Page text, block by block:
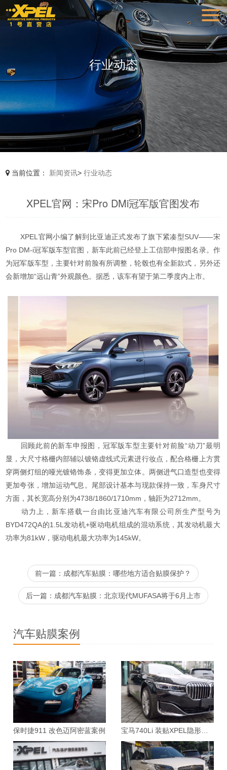
行业动态
当前位置： 新闻资讯>行业动态
XPEL官网：宋Pro DMi冠军版官图发布
XPEL官网小编了解到比亚迪正式发布了旗下紧凑型SUV——宋
Pro DM-i冠军版车型官图，新车此前已经登上工信部申报图名录。作
为冠军版车型，主要针对前脸有所调整，轮毂也有全新款式，另外还
会新增加“远山青”外观颜色。据悉，该车有望于第二季度内上市。
回顾此前的新车申报图，冠军版车型主要针对前脸“动刀”最明
显，大尺寸格栅内部辅以镀铬虚线式元素进行妆点，配合格栅上方贯
穿两侧灯组的哑光镀铬饰条，变得更加立体。两侧进气口造型也变得
更加夸张，增加运动气息。尾部设计基本与现款保持一致，车身尺寸
方面，其长宽高分别为4738/1860/1710mm，轴距为2712mm。
动力上，新车搭载一台由比亚迪汽车有限公司所生产型号为
BYD472QA的1.5L发动机+驱动电机组成的混动系统，其发动机最大
功率为81kW，驱动电机最大功率为145kW。
前一篇：成都汽车贴膜：哪些地方适合贴膜保护？
后一篇：成都汽车贴膜：北京现代MUFASA将于6月上市
汽车贴膜案例
保时捷911 改色迈阿密蓝案例